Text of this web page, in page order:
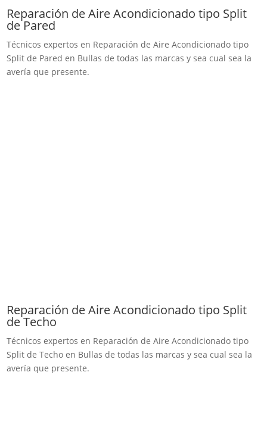
Reparación de Aire Acondicionado tipo Split
de Pared
Técnicos expertos en Reparación de Aire Acondicionado tipo
Split de Pared en Bullas de todas las marcas y sea cual sea la
avería que presente.
Reparación de Aire Acondicionado tipo Split
de Techo
Técnicos expertos en Reparación de Aire Acondicionado tipo
Split de Techo en Bullas de todas las marcas y sea cual sea la
avería que presente.